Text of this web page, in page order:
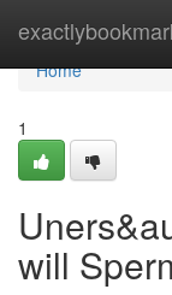
Home
Home
1
will